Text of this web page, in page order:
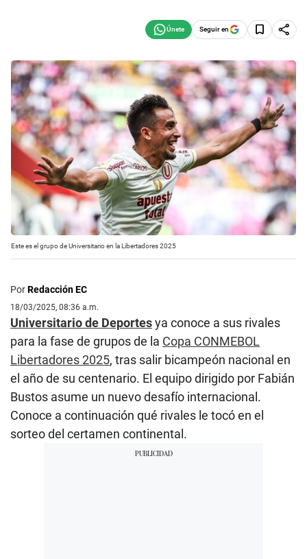
Seguir en
Este es el grupo de Universitario en la Libertadores 2025
PorRedacción EC
18/03/2025, 08:36 a.m.
Universitario de Deportesya conoce a sus rivales
para la fase de grupos de la Copa CONMEBOL
Libertadores 2025, tras salir bicampeón nacional en
el año de su centenario. El equipo dirigido por Fabián
Bustos asume un nuevo desafío internacional.
Conoce a continuación qué rivales le tocó en el
sorteo del certamen continental.